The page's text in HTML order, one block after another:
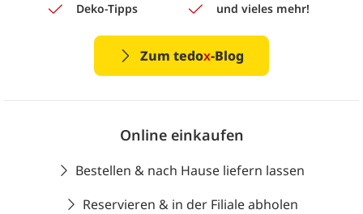
Deko-Tipps
und vieles mehr!
Zum tedox-Blog
Online einkaufen
Bestellen & nach Hause liefern lassen
Reservieren & in der Filiale abholen